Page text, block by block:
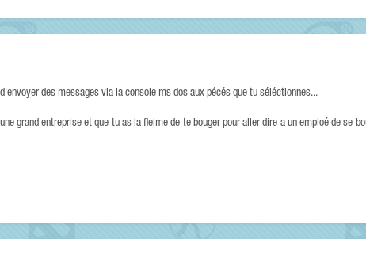
des messages via la console ms dos aux pécés que tu séléctionnes...
grand entreprise et que tu as la fleime de te bouger pour aller dire a un emploé de se